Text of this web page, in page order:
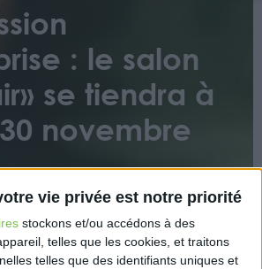
vie privée est notre priorité
stockons et/ou accédons à des
telles que les cookies, et traitons
telles que des identifiants uniques et
: le salon
se tiendra à
novembre